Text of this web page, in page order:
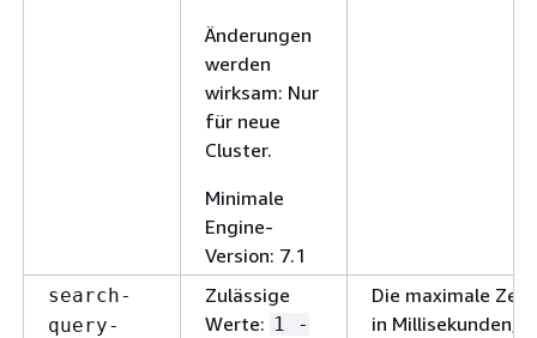
Änderungen
werden
wirksam: Nur
für neue
Cluster.
Minimale
Engine-
Version: 7.1
search-
query-
Zulässige
Werte: 1 -
Die maximale Zeit
in Millisekunden,